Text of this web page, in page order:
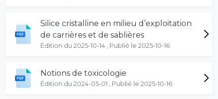
Silice cristalline en milieu d’exploitation
de carrières et de sablières
Édition du 2025-10-14 , Publié le 2025-10-16
Notions de toxicologie
Édition du 2024-05-01 , Publié le 2025-10-16